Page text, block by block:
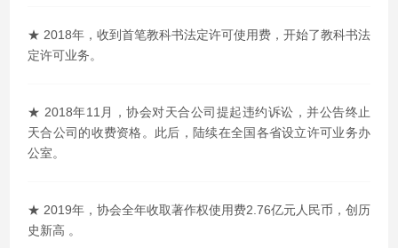
★ 2018年，收到首笔教科书法定许可使用费，开始了教科书法
定许可业务。
★ 2018年11月，协会对天合公司提起违约诉讼，并公告终止
天合公司的收费资格。此后，陆续在全国各省设立许可业务办
公室。
★ 2019年，协会全年收取著作权使用费2.76亿元人民币，创历
史新高 。